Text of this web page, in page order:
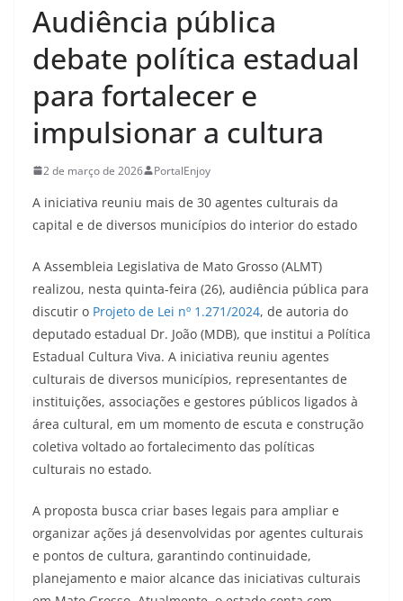
Audiência pública
debate política estadual
para fortalecer e
impulsionar a cultura
2 de março de 2026 PortalEnjoy
A iniciativa reuniu mais de 30 agentes culturais da
capital e de diversos municípios do interior do estado
A Assembleia Legislativa de Mato Grosso (ALMT)
realizou, nesta quinta-feira (26), audiência pública para
discutir o Projeto de Lei nº 1.271/2024, de autoria do
deputado estadual Dr. João (MDB), que institui a Política
Estadual Cultura Viva. A iniciativa reuniu agentes
culturais de diversos municípios, representantes de
instituições, associações e gestores públicos ligados à
área cultural, em um momento de escuta e construção
coletiva voltado ao fortalecimento das políticas
culturais no estado.
A proposta busca criar bases legais para ampliar e
organizar ações já desenvolvidas por agentes culturais
e pontos de cultura, garantindo continuidade,
planejamento e maior alcance das iniciativas culturais